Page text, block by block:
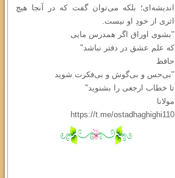
اندیشه‌ای؛ بلکه می‌توان گفت که در آنجا هیچ
اثری از خودِ او نیست.
"بشوی اوراق اگر همدرس مایی
که علم عشق در دفتر نباشد"
حافظ
"بی‌حس و بی‌گوش و بی‌فکرت شوید
تا خطاب ارجعی را بشنوید"
مولانا
https://t.me/ostadhaghighi110